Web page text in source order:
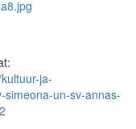
ja-
simeona-un-sv-annas-